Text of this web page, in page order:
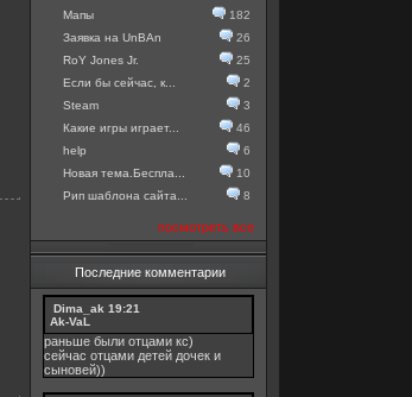
Мапы
182
Заявка на UnBAn
26
RoY Jones Jr.
25
Если бы сейчас, к...
2
Steam
3
Какие игры играет...
46
help
6
Новая тема.Беспла...
10
Рип шаблона сайта...
8
посмотреть все
Последние комментарии
Dima_ak 19:21
Ak-VaL
раньше были отцами кс)
сейчас отцами детей дочек и
сыновей))